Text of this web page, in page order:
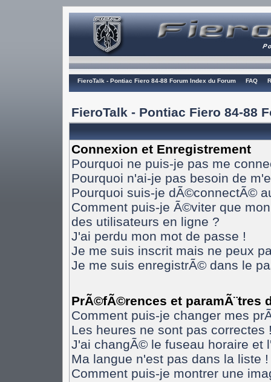
FieroTalk - Pontiac Fiero 84-88 Forum Index du Forum FAQ
FieroTalk - Pontiac Fiero 84-88
Connexion et Enregistrement
Pourquoi ne puis-je pas me
Pourquoi n'ai-je pas besoin de
Pourquoi suis-je dÃ©connectÃ©
Comment puis-je Ã©viter que
des utilisateurs en ligne ?
J'ai perdu mon mot de passe !
Je me suis inscrit mais ne peux
Je me suis enregistrÃ© dans le
PrÃ©fÃ©rences et paramÃ¨tres
Comment puis-je changer mes
Les heures ne sont pas correctes
J'ai changÃ© le fuseau horaire et
Ma langue n'est pas dans la liste !
Comment puis-je montrer une